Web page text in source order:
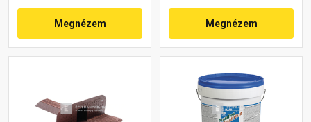
Megnézem Megnézem